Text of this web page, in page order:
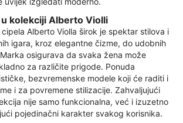
kolekciji Alberto Violli
Alberto Violla širok je spektar stilova i
igara, kroz elegantne čizme, do udobnih
osigurava da svaka žena može
za različite prigode. Ponuda
bezvremenske modele koji će raditi i
i za povremene stilizacije. Zahvaljujući
nije samo funkcionalna, već i izuzetno
pojedinačni karakter svakog korisnika.